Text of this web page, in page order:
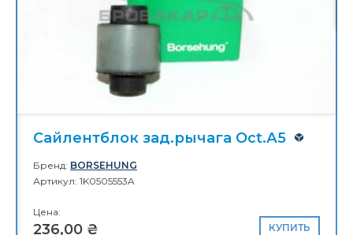
Сайлентблок зад.рычага Oct.А5
Бренд: BORSEHUNG
Артикул: 1K0505553A
Цена:
236,00 ₴ КУПИТЬ